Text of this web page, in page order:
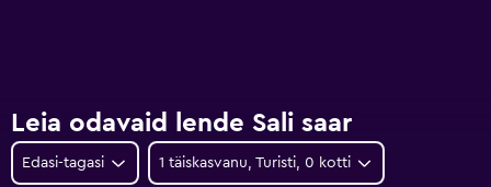
Leia odavaid lende Sali saar
Edasi-tagasi 1 täiskasvanu, Turisti, 0 kotti